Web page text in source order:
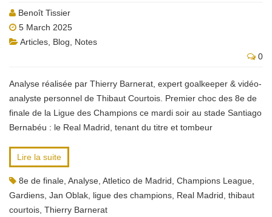
Benoît Tissier
5 March 2025
Articles Blog
Notes
0
Analyse réalisée par Thierry Barnerat, expert goalkeeper & vidéo-
analyste personnel de Thibaut Courtois. Premier choc des 8e de
finale de la Ligue des Champions ce mardi soir au stade Santiago
Bernabéu : le Real Madrid, tenant du titre et tombeur
Lire la suite
8e de finale Analyse Atletico de Madrid Champions League
Gardiens Jan Oblak ligue des champions Real Madrid thibaut
courtois Thierry Barnerat